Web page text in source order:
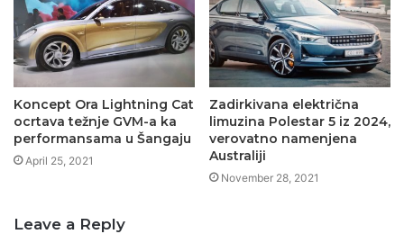
Koncept Ora Lightning Cat
ocrtava težnje GVM-a ka
performansama u Šangaju
April 25, 2021
Zadirkivana električna
limuzina Polestar 5 iz 2024,
verovatno namenjena
Australiji
November 28, 2021
Leave a Reply